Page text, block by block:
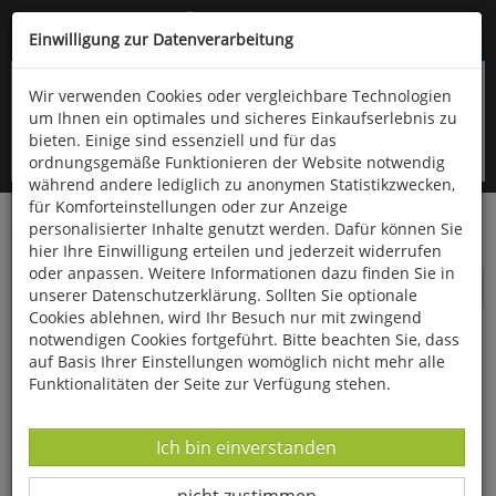
Kompletten Head der Seite überspringen
oder (06766) 9323-960
Startseite Gesundheit & Wohlbefinden Seifen
Seifen
Einwilligung zur Datenverarbeitung
Wir verwenden Cookies oder vergleichbare Technologien
um Ihnen ein optimales und sicheres Einkaufserlebnis zu
bieten. Einige sind essenziell und für das
ordnungsgemäße Funktionieren der Website notwendig
während andere lediglich zu anonymen Statistikzwecken,
für Komforteinstellungen oder zur Anzeige
personalisierter Inhalte genutzt werden. Dafür können Sie
hier Ihre Einwilligung erteilen und jederzeit widerrufen
oder anpassen. Weitere Informationen dazu finden Sie in
unserer Datenschutzerklärung. Sollten Sie optionale
Cookies ablehnen, wird Ihr Besuch nur mit zwingend
notwendigen Cookies fortgeführt. Bitte beachten Sie, dass
auf Basis Ihrer Einstellungen womöglich nicht mehr alle
Funktionalitäten der Seite zur Verfügung stehen.
Datenverarbeitung -
Ich bin einverstanden